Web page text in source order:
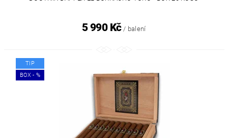
5 990 Kč / balení
TIP
BOX - %